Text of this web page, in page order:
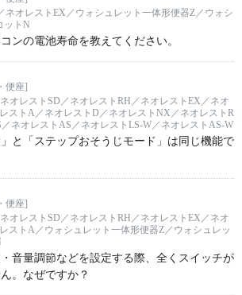
ネオレストEX／ウォシュレット一体形便器Z／ウォシ
ットN
ンの電池寿命を教えてください。
便座]
オレストSD／ネオレストRH／ネオレストEX／ネオ
ストA／ネオレストD／ネオレストNX／ネオレストR
ネオレストAS／ネオレストLS-W／ネオレストAS-W
」と「ステップおそうじモード」は同じ機能で
便座]
オレストSD／ネオレストRH／ネオレストEX／ネオ
ストA／ウォシュレット一体形便器Z／ウォシュレッ
音量調節などを設定する際、全くスイッチが
。なぜですか？